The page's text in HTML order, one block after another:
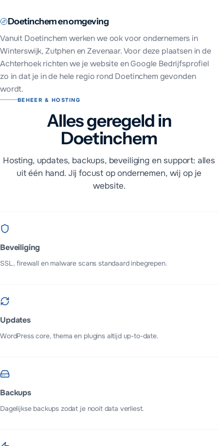
Doetinchemen omgeving
Vanuit Doetinchem werken we ook voor ondernemers in
Winterswijk, Zutphen en Zevenaar. Voor deze plaatsen inde
Achterhoekrichten we je website en Google Bedrijfsprofiel
zo in dat je in de hele regio rond Doetinchem gevonden
wordt.
BEHEER & HOSTING
Alles geregeld in
Doetinchem
Hosting, updates, backups, beveiliging en support: alles
uit één hand. Jij focust op ondernemen, wij op je
website.
Beveiliging
SSL, firewall en malware scans standaard inbegrepen.
Updates
WordPress core, thema en plugins altijd up-to-date.
Backups
Dagelijkse backups zodat je nooit data verliest.